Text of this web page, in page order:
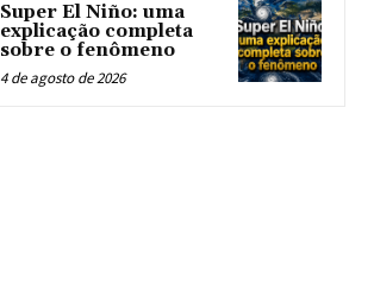
Super El Niño: uma
explicação completa
sobre o fenômeno
4 de agosto de 2026